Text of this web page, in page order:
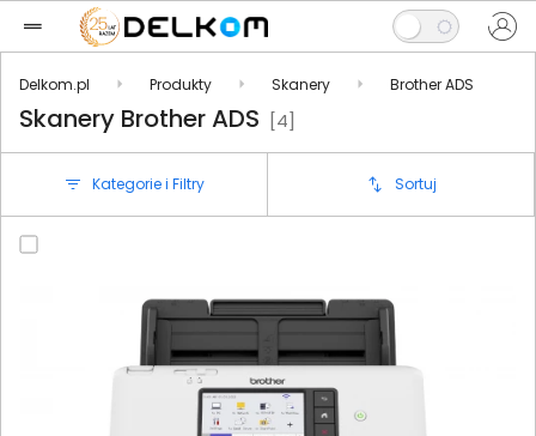
Delkom.pl Produkty Skanery Brother ADS
Skanery Brother ADS [4]
Kategorie i Filtry Sortuj